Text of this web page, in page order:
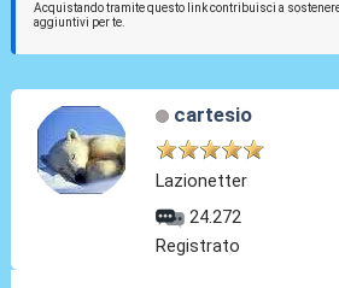
Acquistando tramite questo link contribuisci a
aggiuntivi per te.
cartesio
Lazionetter
24.272
Registrato